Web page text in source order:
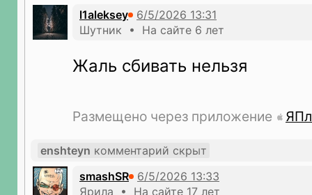
l1aleksey
Шутник • На сайте 6 лет
Жаль сбивать нельзя
Размещено через приложение
enshteyn комментарий скрыт
smashSR
Ярила • На сайте 17 лет